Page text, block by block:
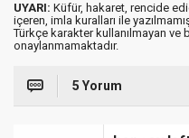
UYARI: Küfür, hakaret, rencide
içeren, imla kuralları ile
Türkçe karakter kullanılmayan ve
onaylanmamaktadır.
5 Yorum